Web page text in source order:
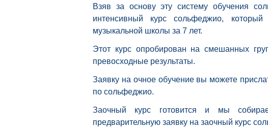
Взяв за основу эту систему обучения
интенсивный курс сольфеджио,
музыкальной школы за 7 лет.
Этот курс опробирован на смешанных
превосходные результаты.
Заявку на очное обучение вы можете
по сольфеджио.
Заочный курс готовится и мы
предварительную заявку на заочный курс